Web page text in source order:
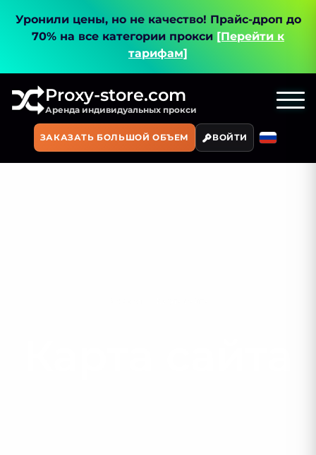
Уронили цены, но не качество! Прайс-дроп до
70% на все категории прокси [Перейти к
тарифам]
Proxy-store.com
Аренда индивидуальных прокси
ЗАКАЗАТЬ БОЛЬШОЙ ОБЪЕМ ВОЙТИ